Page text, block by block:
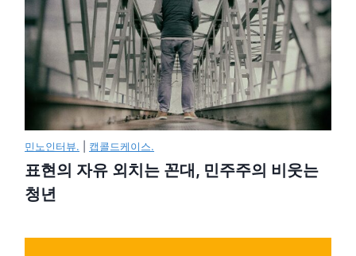
민노인터뷰. 캡콜드케이스.
표현의 자유 외치는 꼰대, 민주주의 비웃는
청년